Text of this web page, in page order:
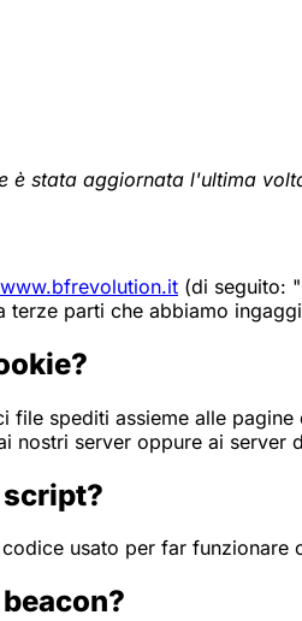
è stata aggiornata l'ultima
(di seguito:
terze parti che abbiamo
file spediti assieme alle
nostri server oppure ai server
script?
usato per far